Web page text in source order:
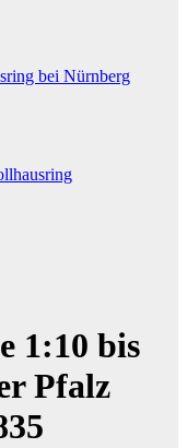
bei Nürnberg
1:10 bis
Pfalz